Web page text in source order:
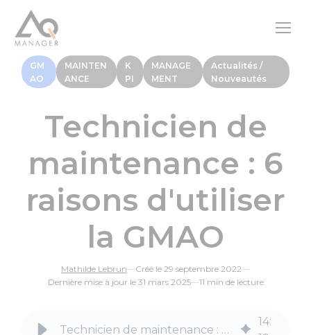
GM
AO
MAINTEN
ANCE
K
PI
MANAGE
MENT
Actualités /
Nouveautés
Technicien de
maintenance : 6
raisons d'utiliser
la GMAO
Mathilde Lebrun—Créé le 29 septembre 2022—
Dernière mise à jour le 31 mars 2025—11 min de lecture
Technicien de maintenance : 6 raisons d'utiliser la GMAO
14: